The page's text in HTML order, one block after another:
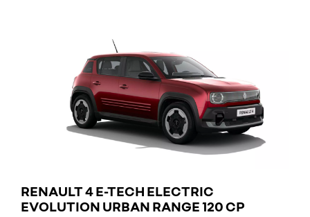
RENAULT 4 E-TECH ELECTRIC
EVOLUTION URBAN RANGE 120 CP